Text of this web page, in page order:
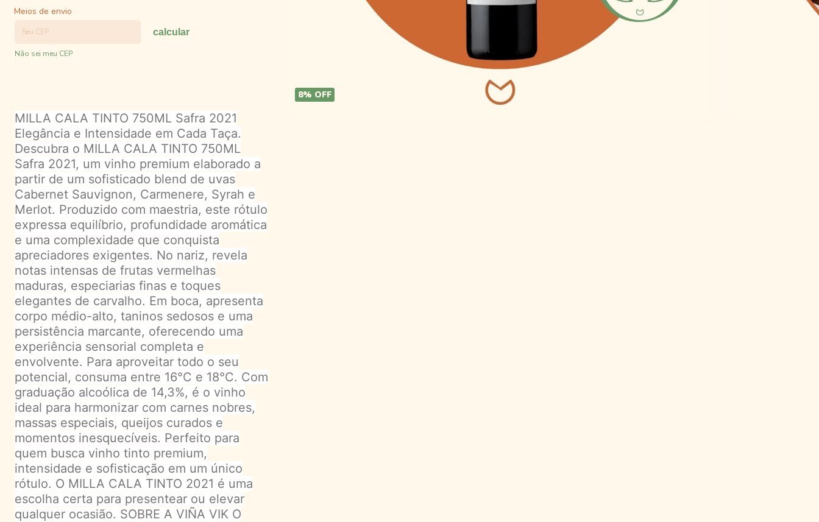
Meios de envio
calcular
Não sei meu CEP
MILLA CALA TINTO 750ML Safra 2021
Elegância e Intensidade em Cada Taça.
Descubra o MILLA CALA TINTO 750ML
Safra 2021, um vinho premium elaborado a
partir de um sofisticado blend de uvas
Cabernet Sauvignon, Carmenere, Syrah e
Merlot. Produzido com maestria, este rótulo
expressa equilíbrio, profundidade aromática
e uma complexidade que conquista
apreciadores exigentes. No nariz, revela
notas intensas de frutas vermelhas
maduras, especiarias finas e toques
elegantes de carvalho. Em boca, apresenta
corpo médio-alto, taninos sedosos e uma
persistência marcante, oferecendo uma
experiência sensorial completa e
envolvente. Para aproveitar todo o seu
potencial, consuma entre 16°C e 18°C. Com
graduação alcoólica de 14,3%, é o vinho
ideal para harmonizar com carnes nobres,
massas especiais, queijos curados e
momentos inesquecíveis. Perfeito para
quem busca vinho tinto premium,
intensidade e sofisticação em um único
rótulo. O MILLA CALA TINTO 2021 é uma
escolha certa para presentear ou elevar
qualquer ocasião. SOBRE A VIÑA VIK O
8% OFF